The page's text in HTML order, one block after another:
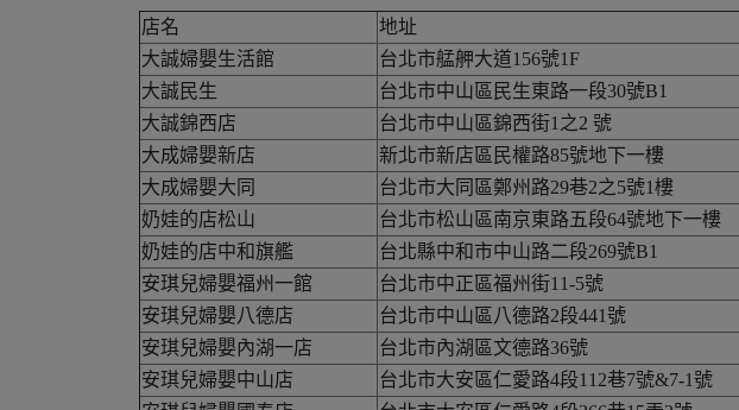
店名 地址
大誠婦嬰生活館
台北市艋舺大道156號1F
大誠民生
台北市中山區民生東路一段30號B1
大誠錦西店
台北市中山區錦西街1之2 號
大成婦嬰新店
新北市新店區民權路85號地下一樓
大成婦嬰大同
台北市大同區鄭州路29巷2之5號1樓
奶娃的店松山
台北市松山區南京東路五段64號地下一樓
奶娃的店中和旗艦
台北縣中和市中山路二段269號B1
安琪兒婦嬰福州一館
台北市中正區福州街11-5號
安琪兒婦嬰八德店
台北市中山區八德路2段441號
安琪兒婦嬰內湖一店
台北市內湖區文德路36號
安琪兒婦嬰中山店
台北市大安區仁愛路4段112巷7號&7-1號